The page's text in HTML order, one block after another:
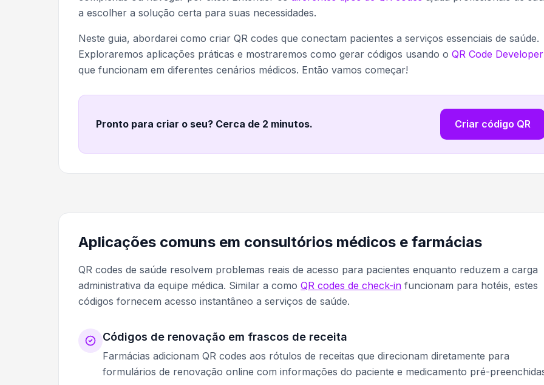
a escolher a solução certa para suas necessidades.
Neste guia, abordarei como criar QR codes que conectam pacientes a serviços essenciais de saúde.
Exploraremos aplicações práticas e mostraremos como gerar códigos usando o QR Code Developer
que funcionam em diferentes cenários médicos. Então vamos começar!
Pronto para criar o seu? Cerca de 2 minutos. Criar código QR
Aplicações comuns em consultórios médicos e farmácias
QR codes de saúde resolvem problemas reais de acesso para pacientes enquanto reduzem a carga
administrativa da equipe médica. Similar a como QR codes de check-in funcionam para hotéis, estes
códigos fornecem acesso instantâneo a serviços de saúde.
Códigos de renovação em frascos de receita
Farmácias adicionam QR codes aos rótulos de receitas que direcionam diretamente para
formulários de renovação online com informações do paciente e medicamento pré-